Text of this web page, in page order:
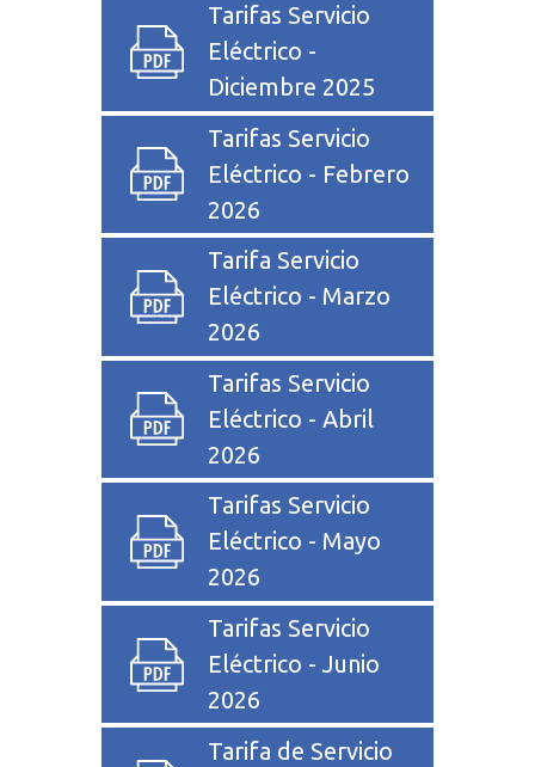
Tarifas Servicio
Eléctrico -
Diciembre 2025
Tarifas Servicio
Eléctrico - Febrero
2026
Tarifa Servicio
Eléctrico - Marzo
2026
Tarifas Servicio
Eléctrico - Abril
2026
Tarifas Servicio
Eléctrico - Mayo
2026
Tarifas Servicio
Eléctrico - Junio
2026
Tarifa de Servicio